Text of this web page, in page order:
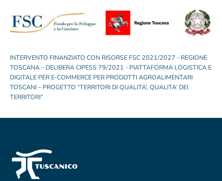
INTERVENTO FINANZIATO CON RISORSE FSC 2021/2027 - REGIONE
TOSCANA – DELIBERA CIPESS 79/2021 - PIATTAFORMA LOGISTICA E
DIGITALE PER E-COMMERCE PER PRODOTTI AGROALIMENTARI
TOSCANI – PROGETTO “TERRITORI DI QUALITA’, QUALITA’ DEI
TERRITORI”